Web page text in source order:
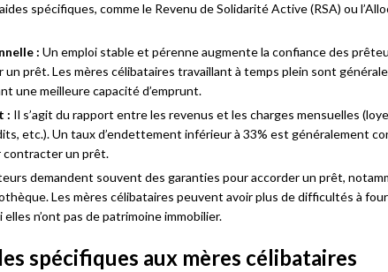
spécifiques, comme le Revenu de Solidarité Active (RSA) ou
: Un emploi stable et pérenne augmente la confiance des
un prêt. Les mères célibataires travaillant à temps plein sont
une meilleure capacité d’emprunt.
: Il s’agit du rapport entre les revenus et les charges mensuelles
etc.). Un taux d’endettement inférieur à 33% est généralement
contracter un prêt.
demandent souvent des garanties pour accorder un prêt,
Les mères célibataires peuvent avoir plus de difficultés à
n’ont pas de patrimoine immobilier.
spécifiques aux mères célibataires